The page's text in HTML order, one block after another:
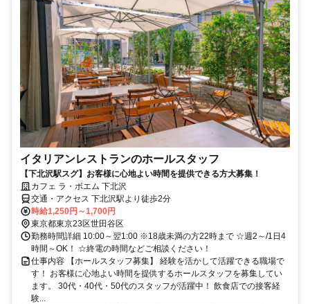
イタリアンレストランのホールスタッフ
【下北沢駅スグ】お客様に心地よい時間を提供できる方大募集！
カフェ ラ・ボエム 下北沢
交通・アクセス 下北沢駅より徒歩2分
時給1,250円～1,700円
東京都東京23区世田谷区
勤務時間詳細 10:00～翌1:00 ※18歳未満の方22時まで ☆週2～/1日4
時間～OK！ ☆終電の時間などご相談ください！
仕事内容 【ホールスタッフ募集】 経験を活かして活躍できる職場で
す！ お客様に心地よい時間を提供するホールスタッフを募集してい
ます。 30代・40代・50代のスタッフが活躍中！ 飲食店での接客経
験...